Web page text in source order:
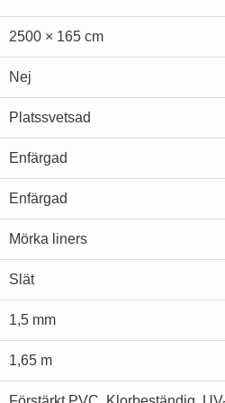
2500 × 165 cm
Nej
Platssvetsad
Enfärgad
Enfärgad
Mörka liners
Slät
1,5 mm
1,65 m